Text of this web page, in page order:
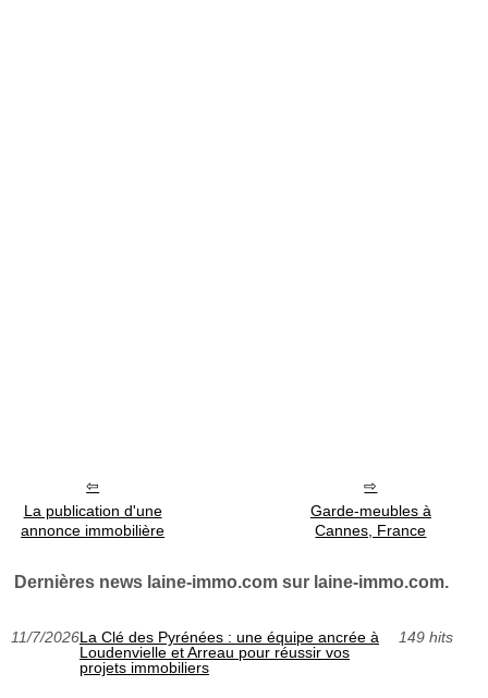
La publication d'une
annonce immobilière
Garde-meubles à
Cannes, France
Dernières news laine-immo.com sur laine-immo.com.
11/7/2026La Clé des Pyrénées : une équipe ancrée à
Loudenvielle et Arreau pour réussir vos
projets immobiliers
149 hits